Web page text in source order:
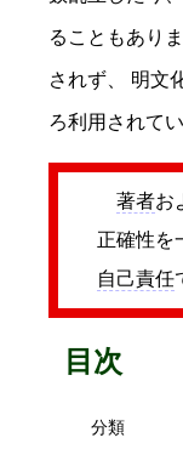
ることもあり
されず、 明文
ろ利用されて
著者お
正確性を
自己責任
目次
分類